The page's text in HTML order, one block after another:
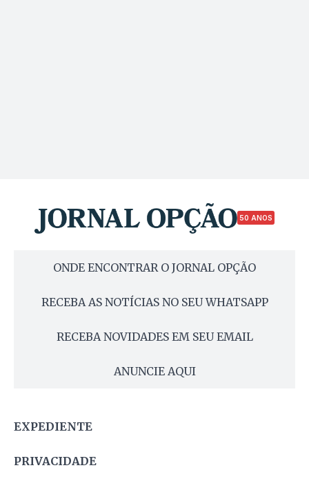
50 ANOS
ONDE ENCONTRAR O JORNAL OPÇÃO
RECEBA AS NOTÍCIAS NO SEU WHATSAPP
RECEBA NOVIDADES EM SEU EMAIL
ANUNCIE AQUI
EXPEDIENTE
PRIVACIDADE